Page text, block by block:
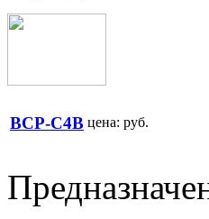
BCP-C4B цена: руб.